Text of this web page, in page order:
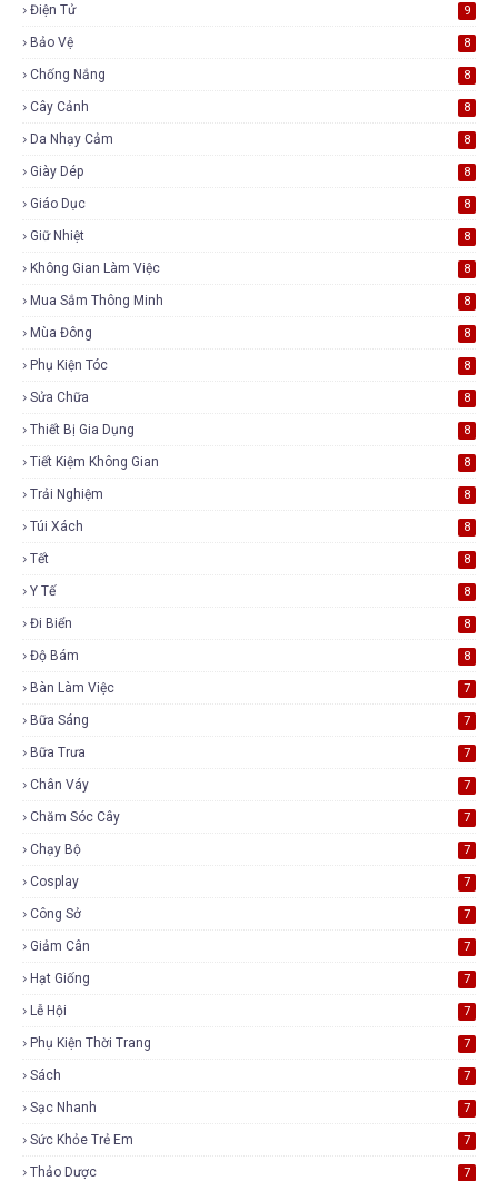
Điện Tử 9
Bảo Vệ 8
Chống Nắng 8
Cây Cảnh 8
Da Nhạy Cảm 8
Giày Dép 8
Giáo Dục 8
Giữ Nhiệt 8
Không Gian Làm Việc 8
Mua Sắm Thông Minh 8
Mùa Đông 8
Phụ Kiện Tóc 8
Sửa Chữa 8
Thiết Bị Gia Dụng 8
Tiết Kiệm Không Gian 8
Trải Nghiệm 8
Túi Xách 8
Tết 8
Y Tế 8
Đi Biển 8
Độ Bám 8
Bàn Làm Việc 7
Bữa Sáng 7
Bữa Trưa 7
Chân Váy 7
Chăm Sóc Cây 7
Chạy Bộ 7
Cosplay 7
Công Sở 7
Giảm Cân 7
Hạt Giống 7
Lễ Hội 7
Phụ Kiện Thời Trang 7
Sách 7
Sạc Nhanh 7
Sức Khỏe Trẻ Em 7
Thảo Dược 7